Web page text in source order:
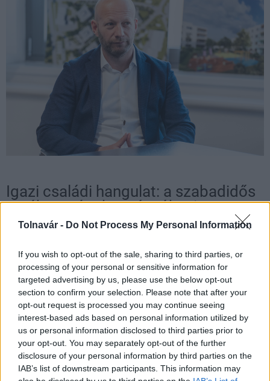
Tolnavár - Do Not Process My Personal Information
If you wish to opt-out of the sale, sharing to third parties, or
processing of your personal or sensitive information for
targeted advertising by us, please use the below opt-out
section to confirm your selection. Please note that after your
opt-out request is processed you may continue seeing
interest-based ads based on personal information utilized by
us or personal information disclosed to third parties prior to
your opt-out. You may separately opt-out of the further
disclosure of your personal information by third parties on the
IAB’s list of downstream participants. This information may
Igazi családi hangulat: a szabadidős
tevékenységekre vágyókra is
gondoltak
Az épületek kialakítása során kiemelt figyelmet
fordítanak arra, hogy a gyalogos és autós forgalom el
tudjon különülni egymástól, így a földszinteket átjárósra
tervezik, ezzel is biztosítva az épületek közti park
szeparáltabb megközelíthetőségét.
A lakópark délnyugati saroképületének földszintjén
egyéb közösségi funkciók is megjelennek, melyek további
szolgáltatásokat tudnak nyújtani a sétány déli
bejáratánál, elősegítve az itt élők közösségi igényeinek